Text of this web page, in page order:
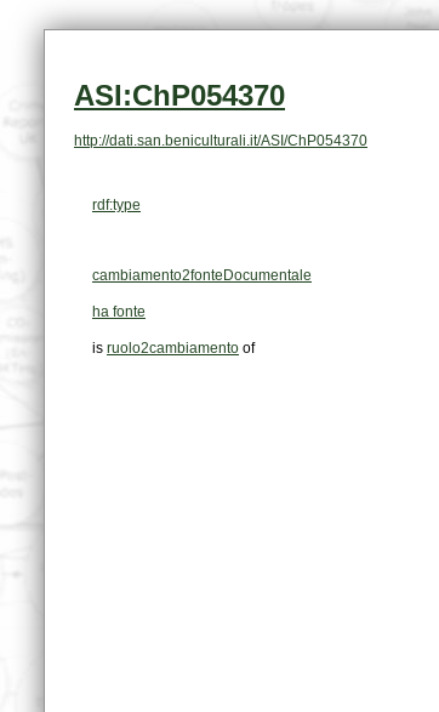
ASI:ChP054370
http://dati.san.beniculturali.it/ASI/ChP054370
rdf:type
cambiamento2fonteDocumentale
ha fonte
is ruolo2cambiamento of